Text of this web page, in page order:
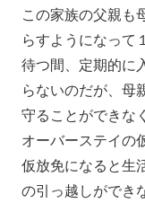
この家族の父親も
らすようになって
待つ間、定期的に
らないのだが、母
守ることができな
オーバーステイの
仮放免になると生
の引っ越しができ